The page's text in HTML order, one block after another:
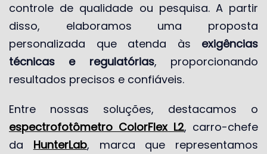
controle de qualidade ou pesquisa. A partir
disso, elaboramos uma proposta
personalizada que atenda às exigências
técnicas e regulatórias, proporcionando
resultados precisos e confiáveis.
Entre nossas soluções, destacamos o
espectrofotômetro ColorFlex L2, carro-chefe
da HunterLab, marca que representamos